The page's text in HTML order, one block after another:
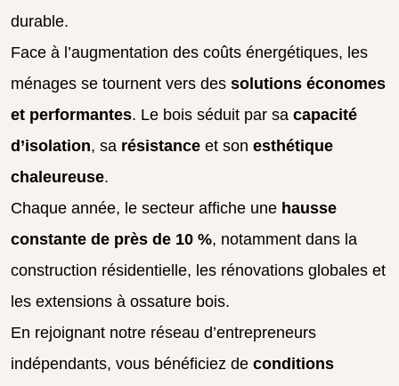
durable.
Face à l’augmentation des coûts énergétiques, les
ménages se tournent vers des solutions économes
et performantes. Le bois séduit par sa capacité
d’isolation, sa résistance et son esthétique
chaleureuse.
Chaque année, le secteur affiche une hausse
constante de près de 10 %, notamment dans la
construction résidentielle, les rénovations globales et
les extensions à ossature bois.
En rejoignant notre réseau d’entrepreneurs
indépendants, vous bénéficiez de conditions